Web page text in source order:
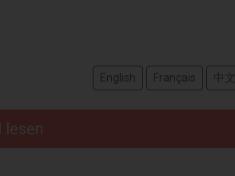
English Français 中文
lesen